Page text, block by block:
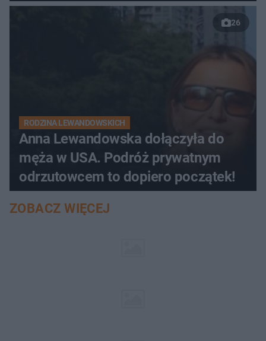
26
RODZINA LEWANDOWSKICH
Anna Lewandowska dołączyła do
męża w USA. Podróż prywatnym
odrzutowcem to dopiero początek!
ZOBACZ WIĘCEJ